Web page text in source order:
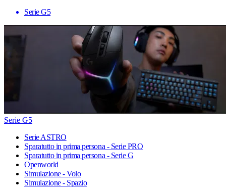
Serie G5
Serie G5
Serie ASTRO
Sparatutto in prima persona - Serie PRO
Sparatutto in prima persona - Serie G
Openworld
Simulazione - Volo
Simulazione - Spazio